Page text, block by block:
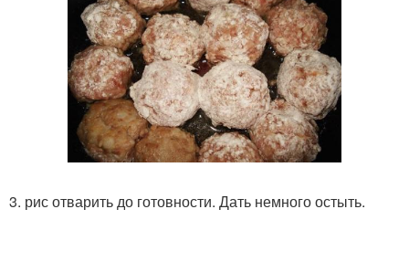
3. рис отварить до готовности. Дать немного остыть.